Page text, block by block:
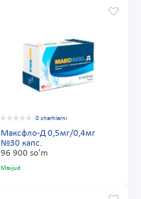
0 sharhlarni
Максфло-Д 0,5мг/0,4мг
№30 капс.
96 900 so'm
Mavjud